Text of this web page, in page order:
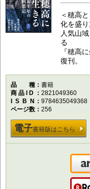
＜穂高
化を盛
人気山
る
『穂高
復刊。
品種書籍
商品ID
2821049360
ISBN
9784635049368
ページ数
256
電子書籍版はこちら